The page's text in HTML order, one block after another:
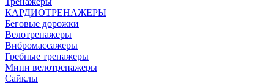
КАРДИОТРЕНАЖЕРЫ
Беговые дорожки
Велотренажеры
Вибромассажеры
Гребные тренажеры
Мини велотренажеры
Сайклы